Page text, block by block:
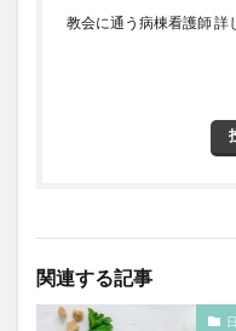
教会に通う病棟看護師
関連する記事